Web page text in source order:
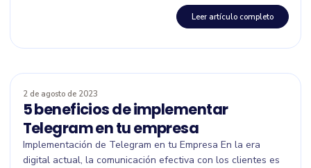
Leer artículo completo
2 de agosto de 2023
5 beneficios de implementar
Telegram en tu empresa
Implementación de Telegram en tu Empresa En la era
digital actual, la comunicación efectiva con los clientes es